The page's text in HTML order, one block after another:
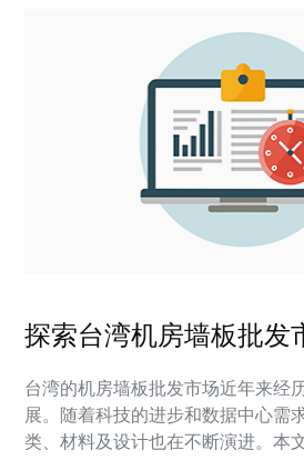
探索台湾机房墙板批发
台湾的机房墙板批发市场近年来经
展。随着科技的进步和数据中心需
类、材料及设计也在不断演进。本